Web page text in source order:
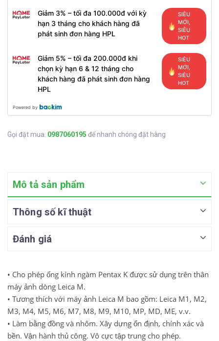
Giảm 3% – tối đa 100.000đ với kỳ
hạn 3 tháng cho khách hàng đã
phát sinh đơn hàng HPL
SIÊU
MỚI,
SIÊU
HOT
Giảm 5% – tối đa 200.000đ khi
chọn kỳ hạn 6 & 12 tháng cho
khách hàng đã phát sinh đơn hàng
HPL
SIÊU
MỚI,
SIÊU
HOT
Powered by
Gọi đặt mua: 0987060195 để nhanh chóng đặt hàng
Mô tả sản phẩm
Thông số kĩ thuật
Đánh giá
• Cho phép ống kính ngàm Pentax K được sử dụng trên thân
máy ảnh dòng Leica M.
• Tương thích với máy ảnh Leica M bao gồm: Leica M1, M2,
M3, M4, M5, M6, M7, M8, M9, M10, MP, MD, ME, v.v.
• Làm bằng đồng và nhôm. Xây dựng ổn định, chính xác và
bền. Vận hành thủ công. Vô cực tập trung cho phép.